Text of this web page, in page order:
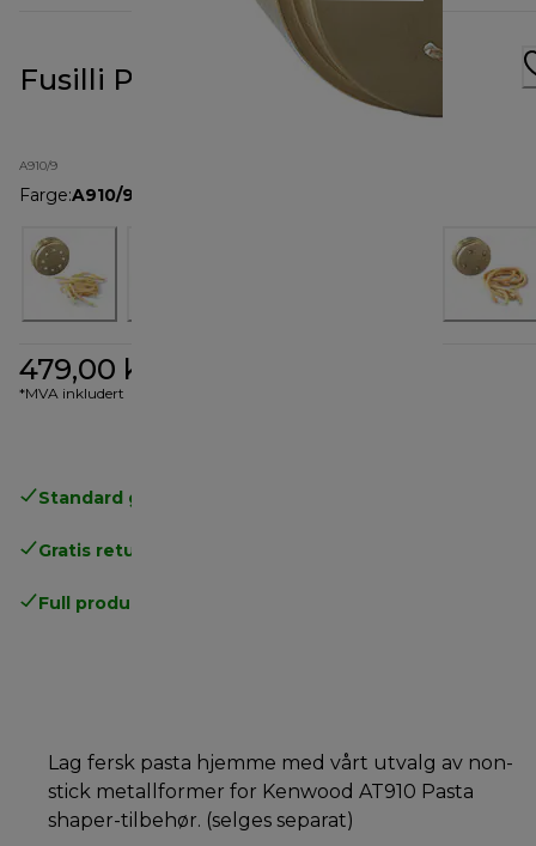
Fusilli Pasta Metal Die A910
A910/9
Farge:A910/9
479,00 kr
*MVA inkludert
Standard gratis levering
Gratis retur
Full produsentgaranti
Lag fersk pasta hjemme med vårt utvalg av non-
stick metallformer for Kenwood AT910 Pasta
shaper-tilbehør. (selges separat)